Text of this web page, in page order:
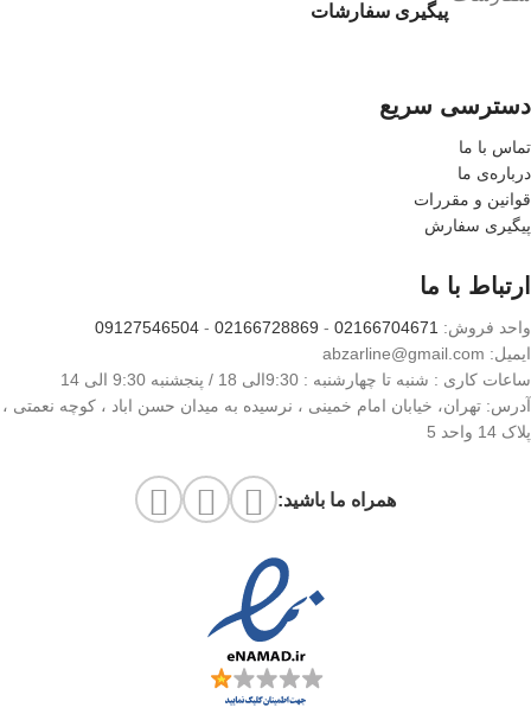
پیگیری سفارشات
دسترسی سریع
تماس با ما
درباره‌ی ما
قوانین و مقررات
پیگیری سفارش
ارتباط با ما
واحد فروش: 02166704671
-
02166728869
-
09127546504
ایمیل: abzarline@gmail.com
ساعات کاری : شنبه تا چهارشنبه : 9:30الی 18 / پنجشنبه 9:30 الی 14
آدرس: تهران، خیابان امام خمینی ، نرسیده به میدان حسن اباد ، کوچه نعمتی ،
پلاک 14 واحد 5
همراه ما باشید: